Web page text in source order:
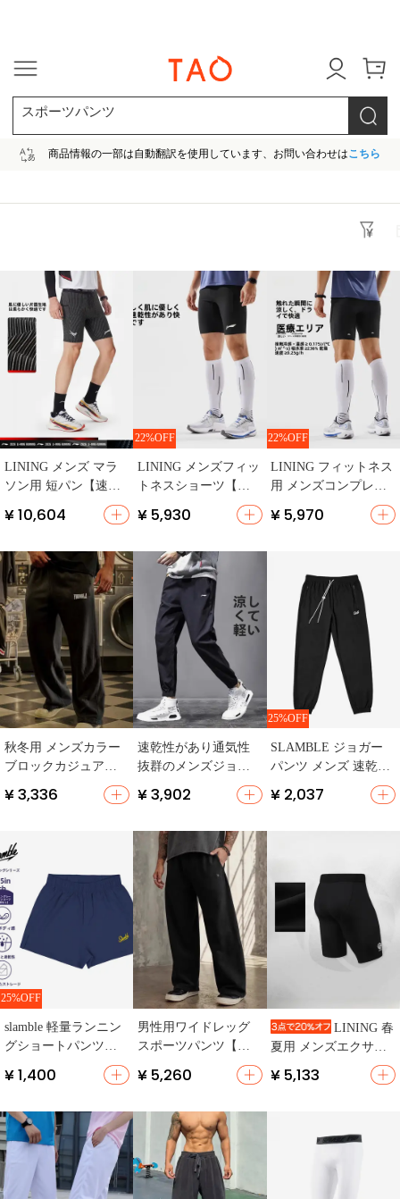
スポーツパンツ
商品情報の一部は自動翻訳を使用しています、お問い合わせはこちら
LINING メンズ マラ
ソン用 短パン【速
乾・圧縮・アイスシ
ルク】
¥ 10,604
22%OFF
NO.3
LINING メンズフィッ
トネスショーツ【コ
ンプレッション・ト
レーニング用・マラ
¥ 5,930
22%OFF
LINING フィットネス
用 メンズコンプレッ
ションショートパン
ツ【ランニング・ニ
¥ 5,970
秋冬用 メンズカラー
ブロックカジュアル
パンツ【ゆったりシ
ルエット・ランニン
ル用】
¥ 3,336
速乾性があり通気性
抜群のメンズジョギ
ングパンツ【束脚・
長ズボン】
¥ 3,902
25%OFF
SLAMBLE ジョガー
パンツ メンズ 速乾
【トレーニング用】
¥ 2,037
25%OFF
slamble 軽量ランニン
グショートパンツ
【速乾・ウエストゴ
ム・後ろポケット付
対応）
¥ 1,400
男性用ワイドレッグ
スポーツパンツ【ゆ
ったりフィット・ア
ウトドア・カジュア
¥ 5,260
LINING 春
夏用 メンズエクササ
イズパンツ【ストレ
ッチニット・タイト
¥ 5,133